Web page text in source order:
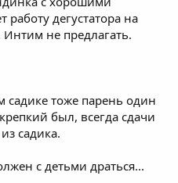
дегустатора на
не предлагать.
садике тоже парень один
был, всегда сдачи
садика.
с детьми драться...